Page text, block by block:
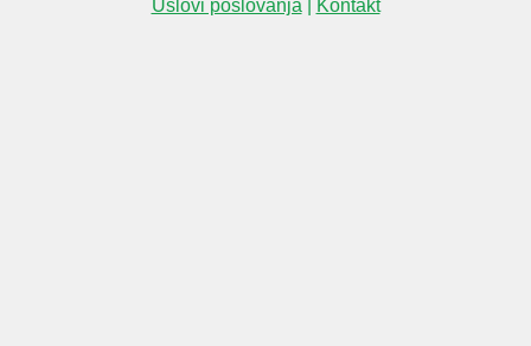
Uslovi poslovanja
Kontakt